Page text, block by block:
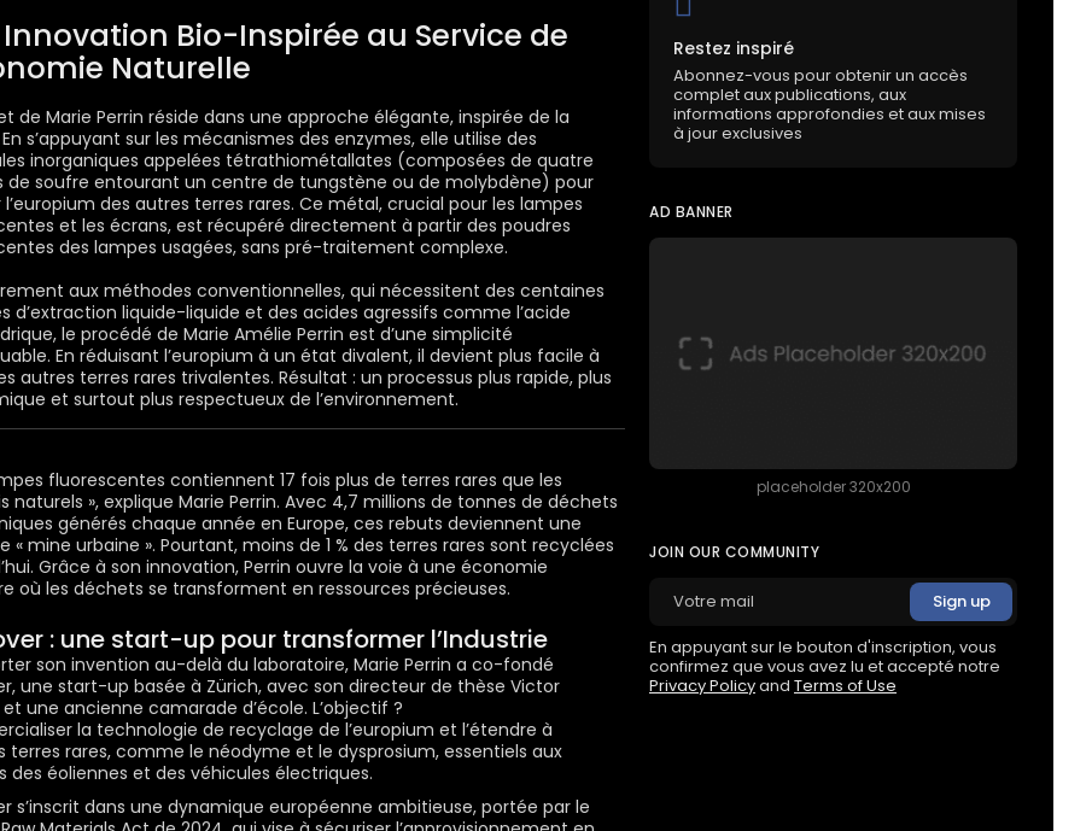
Restez inspiré
Abonnez-vous pour obtenir un accès
complet aux publications, aux
informations approfondies et aux mises
à jour exclusives
AD BANNER
placeholder 320x200
JOIN OUR COMMUNITY
En appuyant sur le bouton d'inscription, vous
confirmez que vous avez lu et accepté notre
Privacy Policyand Terms of Use
Innovation Bio-Inspirée au Service de
Naturelle
de Marie Perrin réside dans une approche élégante, inspirée de la
s’appuyant sur les mécanismes des enzymes, elle utilise des
inorganiques appelées tétrathiométallates (composées de quatre
de soufre entourant un centre de tungstène ou de molybdène) pour
l’europium des autres terres rares. Ce métal, crucial pour les lampes
et les écrans, est récupéré directement à partir des poudres
des lampes usagées, sans pré-traitement complexe.
aux méthodes conventionnelles, qui nécessitent des centaines
d’extraction liquide-liquide et des acides agressifs comme l’acide
le procédé de Marie Amélie Perrin est d’une simplicité
En réduisant l’europium à un état divalent, il devient plus facile à
autres terres rares trivalentes. Résultat : un processus plus rapide, plus
et surtout plus respectueux de l’environnement.
fluorescentes contiennent 17 fois plus de terres rares que les
naturels », explique Marie Perrin. Avec 4,7 millions de tonnes de déchets
générés chaque année en Europe, ces rebuts deviennent une
« mine urbaine ». Pourtant, moins de 1 % des terres rares sont recyclées
Grâce à son innovation, Perrin ouvre la voie à une économie
où les déchets se transforment en ressources précieuses.
: une start-up pour transformer l’Industrie
son invention au-delà du laboratoire, Marie Perrin a co-fondé
une start-up basée à Zürich, avec son directeur de thèse Victor
une ancienne camarade d’école. L’objectif ?
la technologie de recyclage de l’europium et l’étendre à
terres rares, comme le néodyme et le dysprosium, essentiels aux
des éoliennes et des véhicules électriques.
s’inscrit dans une dynamique européenne ambitieuse, portée par le